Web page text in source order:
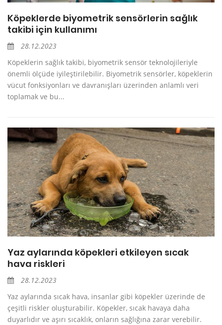
Köpeklerde biyometrik sensörlerin sağlık
takibi için kullanımı
28.12.2023
Köpeklerin sağlık takibi, biyometrik sensör teknolojileriyle
önemli ölçüde iyileştirilebilir. Biyometrik sensörler, köpeklerin
vücut fonksiyonları ve davranışları üzerinden anlamlı veri
toplamak ve bu...
Yaz aylarında köpekleri etkileyen sıcak
hava riskleri
28.12.2023
Yaz aylarında sıcak hava, insanlar gibi köpekler üzerinde de
çeşitli riskler oluşturabilir. Köpekler, sıcak havaya daha
duyarlıdır ve aşırı sıcaklık, onların sağlığına zarar verebilir.